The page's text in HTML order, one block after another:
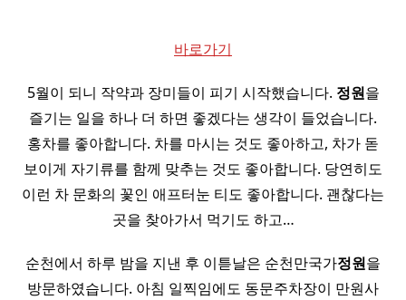
바로가기
5월이 되니 작약과 장미들이 피기 시작했습니다. 정원을
즐기는 일을 하나 더 하면 좋겠다는 생각이 들었습니다.
홍차를 좋아합니다. 차를 마시는 것도 좋아하고, 차가 돋
보이게 자기류를 함께 맞추는 것도 좋아합니다. 당연히도
이런 차 문화의 꽃인 애프터눈 티도 좋아합니다. 괜찮다는
곳을 찾아가서 먹기도 하고…
순천에서 하루 밤을 지낸 후 이튿날은 순천만국가정원을
방문하였습니다. 아침 일찍임에도 동문주차장이 만원사